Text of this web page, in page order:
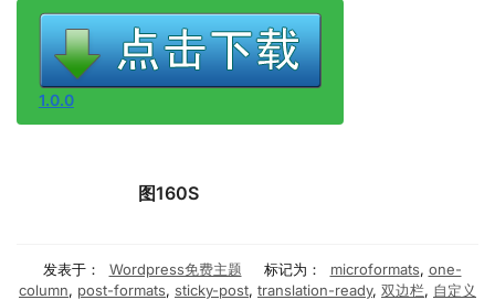
1.0.0
图160S
发表于： Wordpress免费主题 标记为： microformats, one-
column, post-formats, sticky-post, translation-ready, 双边栏, 自定义